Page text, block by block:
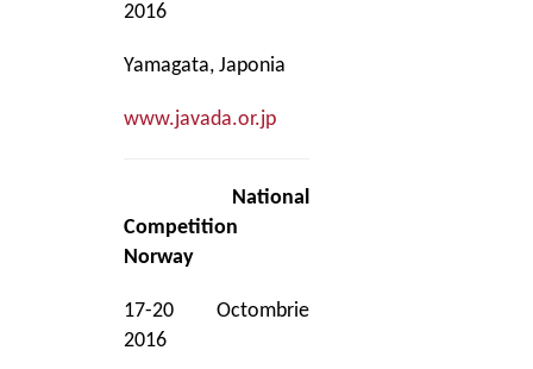
2016
Yamagata, Japonia
www.javada.or.jp
National
Competition
Norway
17-20 Octombrie
2016